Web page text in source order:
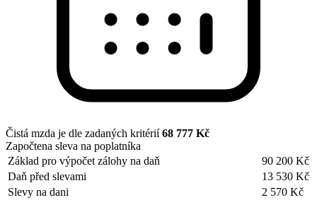
Čistá mzda je dle zadaných kritérií68 777 Kč
Započtena sleva na poplatníka
Základ pro výpočet zálohy na daň
90 200 Kč
Daň před slevami
13 530 Kč
Slevy na dani
2 570 Kč